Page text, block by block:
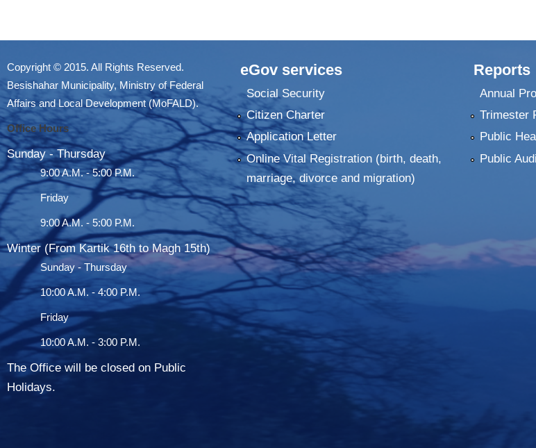
Copyright © 2015. All Rights Reserved.
Besishahar Municipality, Ministry of Federal
Affairs and Local Development (MoFALD).
Office Hours
Sunday - Thursday
9:00 A.M. - 5:00 P.M.
Friday
9:00 A.M. - 5:00 P.M.
Winter (From Kartik 16th to Magh 15th)
Sunday - Thursday
10:00 A.M. - 4:00 P.M.
Friday
10:00 A.M. - 3:00 P.M.
The Office will be closed on Public
Holidays.
eGov services
Social Security
Citizen Charter
Application Letter
Online Vital Registration (birth, death,
marriage, divorce and migration)
Reports
Annual
Trimester
Public
Public